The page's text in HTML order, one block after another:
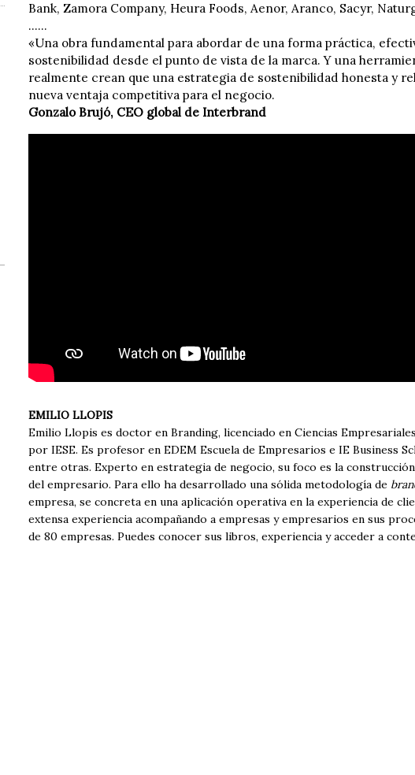
Bank, Zamora Company, Heura Foods, Aenor, Aranco, Sacyr,
......
«Una obra fundamental para abordar de una forma práctica,
sostenibilidad desde el punto de vista de la marca. Y una
realmente crean que una estrategia de sostenibilidad honesta y
nueva ventaja competitiva para el negocio.
Gonzalo Brujó, CEO global de Interbrand
EMILIO LLOPIS
Emilio Llopis es doctor en Branding, licenciado en Ciencias
por IESE. Es profesor en EDEM Escuela de Empresarios e IE Business
entre otras. Experto en estrategia de negocio, su foco es la
del empresario. Para ello ha desarrollado una sólida metodología de
empresa, se concreta en una aplicación operativa en la experiencia de
extensa experiencia acompañando a empresas y empresarios en sus
de 80 empresas. Puedes conocer sus libros, experiencia y acceder a